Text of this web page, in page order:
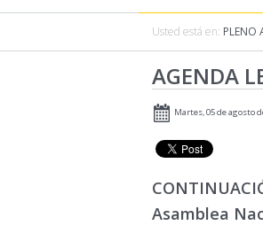
Usted está en: PLENO
AGENDA
Martes, 05 de agosto
Asamblea